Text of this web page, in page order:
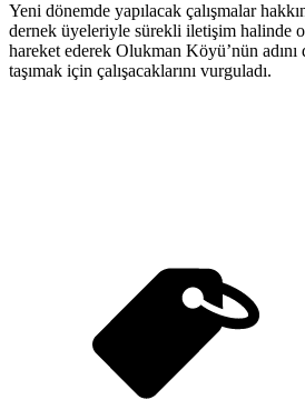
Yeni dönemde yapılacak çalışmalar
dernek üyeleriyle sürekli iletişim halinde
hareket ederek Olukman Köyü’nün adını
taşımak için çalışacaklarını vurguladı.